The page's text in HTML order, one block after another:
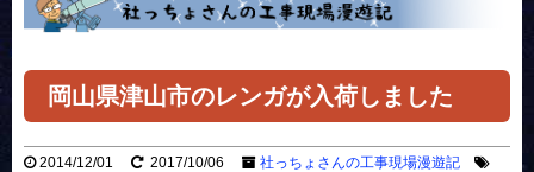
岡山県津山市のレンガが入荷しました
2014/12/01 2017/10/06 社っちょさんの工事現場漫遊記